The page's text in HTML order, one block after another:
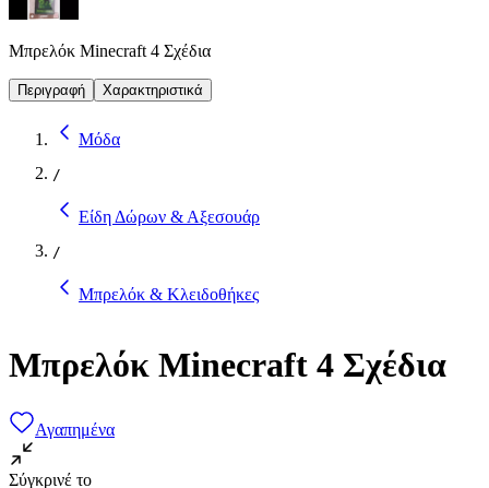
Μπρελόκ Minecraft 4 Σχέδια
Περιγραφή Χαρακτηριστικά
Μόδα
/
Είδη Δώρων & Αξεσουάρ
/
Μπρελόκ & Κλειδοθήκες
Μπρελόκ Minecraft 4 Σχέδια
Αγαπημένα
Σύγκρινέ το